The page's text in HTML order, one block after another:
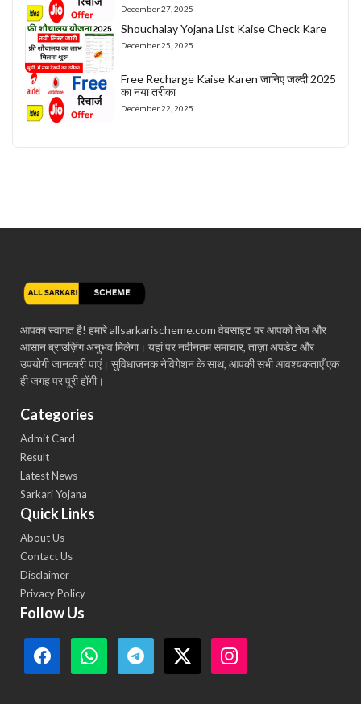
December 27, 2025
Shouchalay Yojana List Kaise Check Kare
December 25, 2025
Free Recharge Kaise Karen जानिए जल्दी 2025
का नया तरीका
December 22, 2025
आपका स्वागत है! हमारे allsarkarischeme.com वेबसाइट पर आपको तेज और
आसान ब्राउज़िंग अनुभव मिलेगा। यहां पर नवीनतम समाचार, ताज़ा अपडेट और
उपयोगी जानकारी पाएं। सुविधाजनक नेविगेशन के साथ, आपकी सभी आवश्यकताएँ एक
ही जगह पर पूरी होंगी।
Categories
Admit Card
Result
Latest News
Sarkari Yojana
Quick Links
About Us
Contact Us
Disclaimer
Privacy Policy
Follow Us